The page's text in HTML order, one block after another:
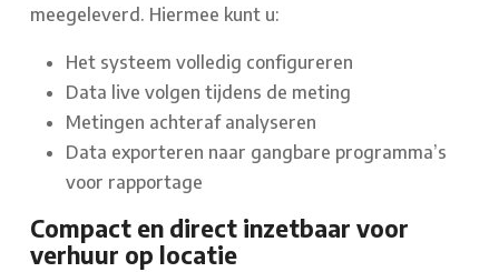
meegeleverd. Hiermee kunt u:
Het systeem volledig configureren
Data live volgen tijdens de meting
Metingen achteraf analyseren
Data exporteren naar gangbare programma’s
voor rapportage
Compact en direct inzetbaar voor
verhuur op locatie